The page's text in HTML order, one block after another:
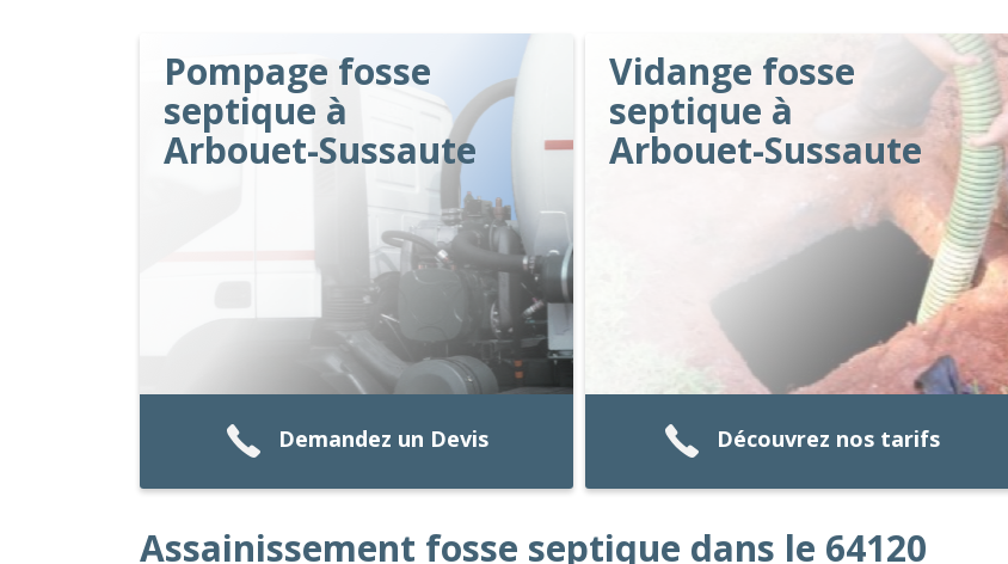
Pompage fosse
septique à
Arbouet-Sussaute
Demandez un Devis
Vidange fosse
septique à
Arbouet-Sussaute
Découvrez nos tarifs
Assainissement fosse septique dans le 64120